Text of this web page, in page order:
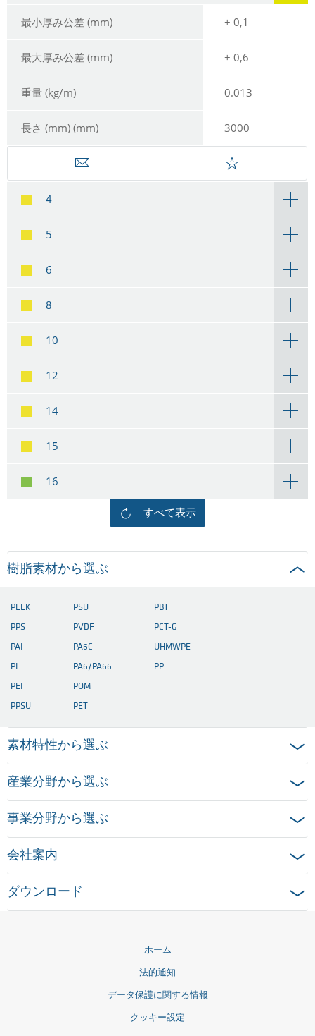
最小厚み公差 (mm) + 0,1
最大厚み公差 (mm) + 0,6
重量 (kg/m) 0.013
長さ (mm) (mm) 3000
4
5
6
8
10
12
14
15
16
すべて表示
樹脂素材から選ぶ
PEEK
PPS
PAI
PI
PEI
PPSU
PSU
PVDF
PA6C
PA6/PA66
POM
PET
PBT
PCT-G
UHMWPE
PP
素材特性から選ぶ
産業分野から選ぶ
事業分野から選ぶ
会社案内
ダウンロード
ホーム
法的通知
データ保護に関する情報
クッキー設定